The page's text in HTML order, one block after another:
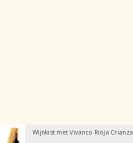
Wijnkist met Vivanco Rioja Crianza